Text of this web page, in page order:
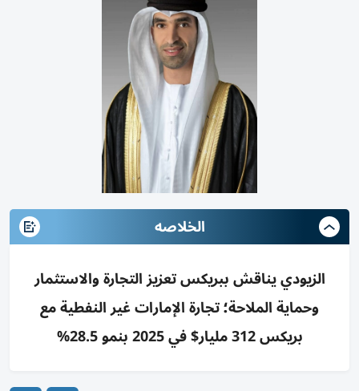
الخلاصه
الزيودي يناقش ببريكس تعزيز التجارة والاستثمار
وحماية الملاحة؛ تجارة الإمارات غير النفطية مع
بريكس 312 مليار$ في 2025 بنمو 28.5%